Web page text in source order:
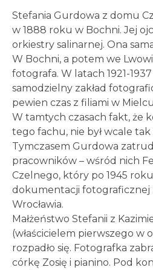
Stefania Gurdowa z domu
w 1888 roku w Bochni. Jej
orkiestry salinarnej. Ona
W Bochni, a potem we
fotografa. W latach 1921-
samodzielny zakład
pewien czas z filiami w
W tamtych czasach fakt, że
tego fachu, nie był wcale tak
Tymczasem Gurdowa
pracowników – wśród nich
Czelnego, który po 1945 roku
dokumentacji fotograficznej
Wrocławia.
Małżeństwo Stefanii z
(właścicielem pierwszego w
rozpadło się. Fotografka
córkę Zosię i pianino. Pod